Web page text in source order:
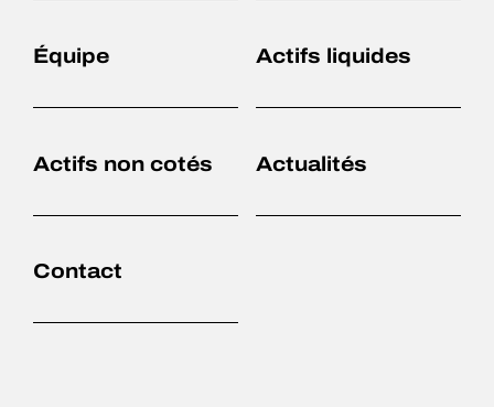
Accueil
Équipe
Équipe Actifs liquides
Actifs non cotés Actualités
Contact